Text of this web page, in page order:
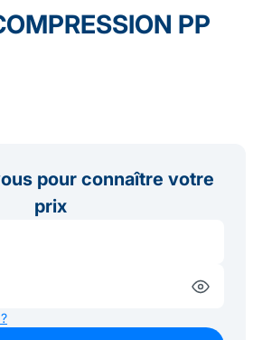
PP
pour connaître votre
prix